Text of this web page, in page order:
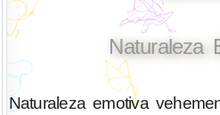
Naturaleza
Naturaleza emotiva